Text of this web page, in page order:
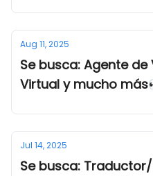
Aug 11, 2025
Se busca: Agente
Virtual y mucho
Jul 14, 2025
Se busca: